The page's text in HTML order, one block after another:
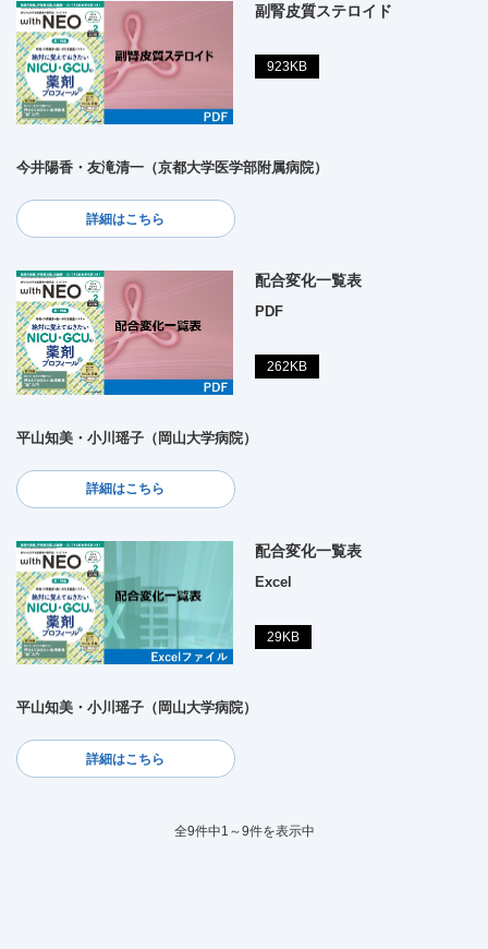
副腎皮質ステロイド
923KB
今井陽香・友滝清一（京都大学医学部附属病院）
詳細はこちら
配合変化一覧表
PDF
262KB
平山知美・小川瑶子（岡山大学病院）
詳細はこちら
配合変化一覧表
Excel
29KB
平山知美・小川瑶子（岡山大学病院）
詳細はこちら
全9件中1～9件を表示中